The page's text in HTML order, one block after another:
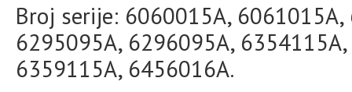
Broj serije: 6060015A,
6295095A, 6296095A,
6359115A, 6456016A.